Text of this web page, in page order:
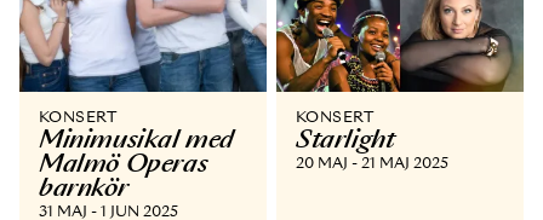
KONSERT
Minimusikal med
Malmö Operas
barnkör
31 MAJ - 1 JUN 2025
KONSERT
Starlight
20 MAJ - 21 MAJ 2025